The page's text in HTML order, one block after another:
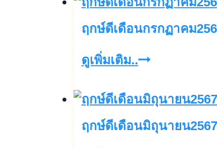
ฤกษ์ดีเดือนกรกฏาคม
ดูเพิ่มเติม..ฤกษ์
เดือน
กรกฏ
าคม2567
ฤกษ์ดีเดือนมิถุนายน2567